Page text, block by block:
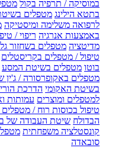
במוסיקה / תרפיה בקול
בתטא הילינג מטפלים בשיטת
לרפואה משלימה ומיסטיקה
באמצעות אנרגיה ריפוי /
מדיטציה מטפלים בשחזור
טיפול / מטפלים בקריסטלים
בוטו מטפלים בשיטת המסע
מטפלים באקופרסורה / ג'ין
בשיטת האקומי הדרכת
למטפלים ומוצרים עמותות
טיפול בכוסות רוח / מטפלים
הבדולח שיטת העבודה של
קונסטלציה משפחתית
סובאדה